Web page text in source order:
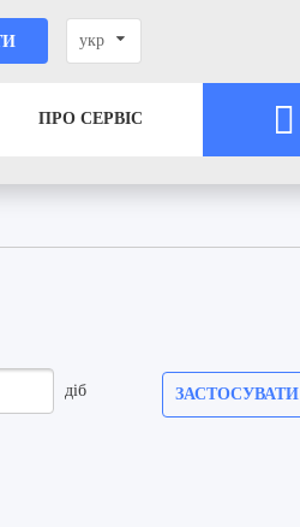
укр
ПРО СЕРВІС
діб ЗАСТОСУВАТИ